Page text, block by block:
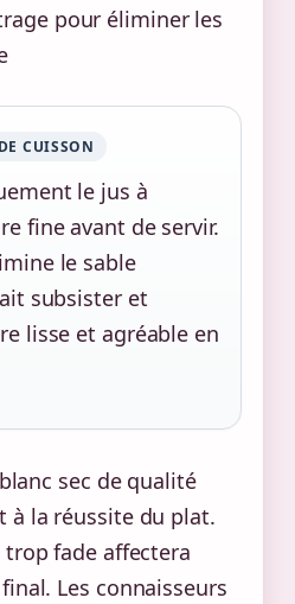
pour éliminer les
CUISSON
le jus à
fine avant de servir.
le sable
subsister et
lisse et agréable en
sec de qualité
à la réussite du plat.
fade affectera
Les connaisseurs